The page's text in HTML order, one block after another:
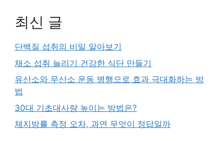
최신 글
단백질 섭취의 비밀 알아보기
채소 섭취 늘리기 건강한 식단 만들기
유산소와 무산소 운동 병행으로 효과 극대화하는 방
법
30대 기초대사량 높이는 방법은?
체지방률 측정 오차, 과연 무엇이 정답일까